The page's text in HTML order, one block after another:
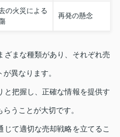
の火災による
再発の懸念
ざまな種類があり、それぞれ売
異なります。
と把握し、正確な情報を提供す
うことが大切です。
じて適切な売却戦略を立てるこ